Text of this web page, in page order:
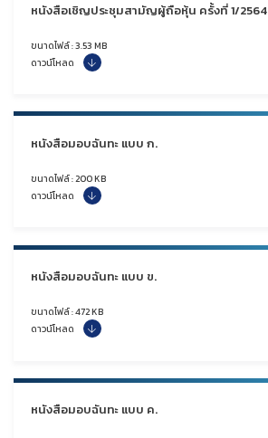
หนังสือเชิญประชุมสามัญผู้ถือหุ้น ครั้งที่ 1/2564
ขนาดไฟล์ : 3.53 MB
ดาวน์โหลด
หนังสือมอบฉันทะ แบบ ก.
ขนาดไฟล์ : 200 KB
ดาวน์โหลด
หนังสือมอบฉันทะ แบบ ข.
ขนาดไฟล์ : 472 KB
ดาวน์โหลด
หนังสือมอบฉันทะ แบบ ค.